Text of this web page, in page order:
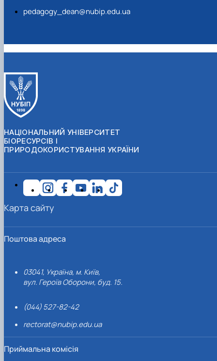
pedagogy_dean@nubip.edu.ua
НАЦІОНАЛЬНИЙ УНІВЕРСИТЕТ
БІОРЕСУРСІВ І
ПРИРОДОКОРИСТУВАННЯ УКРАЇНИ
Поштова адреса
03041, Україна, м. Київ,
вул. Героїв Оборони, буд. 15.
(044) 527-82-42
rectorat@nubip.edu.ua
Приймальна комісія
Карта сайту